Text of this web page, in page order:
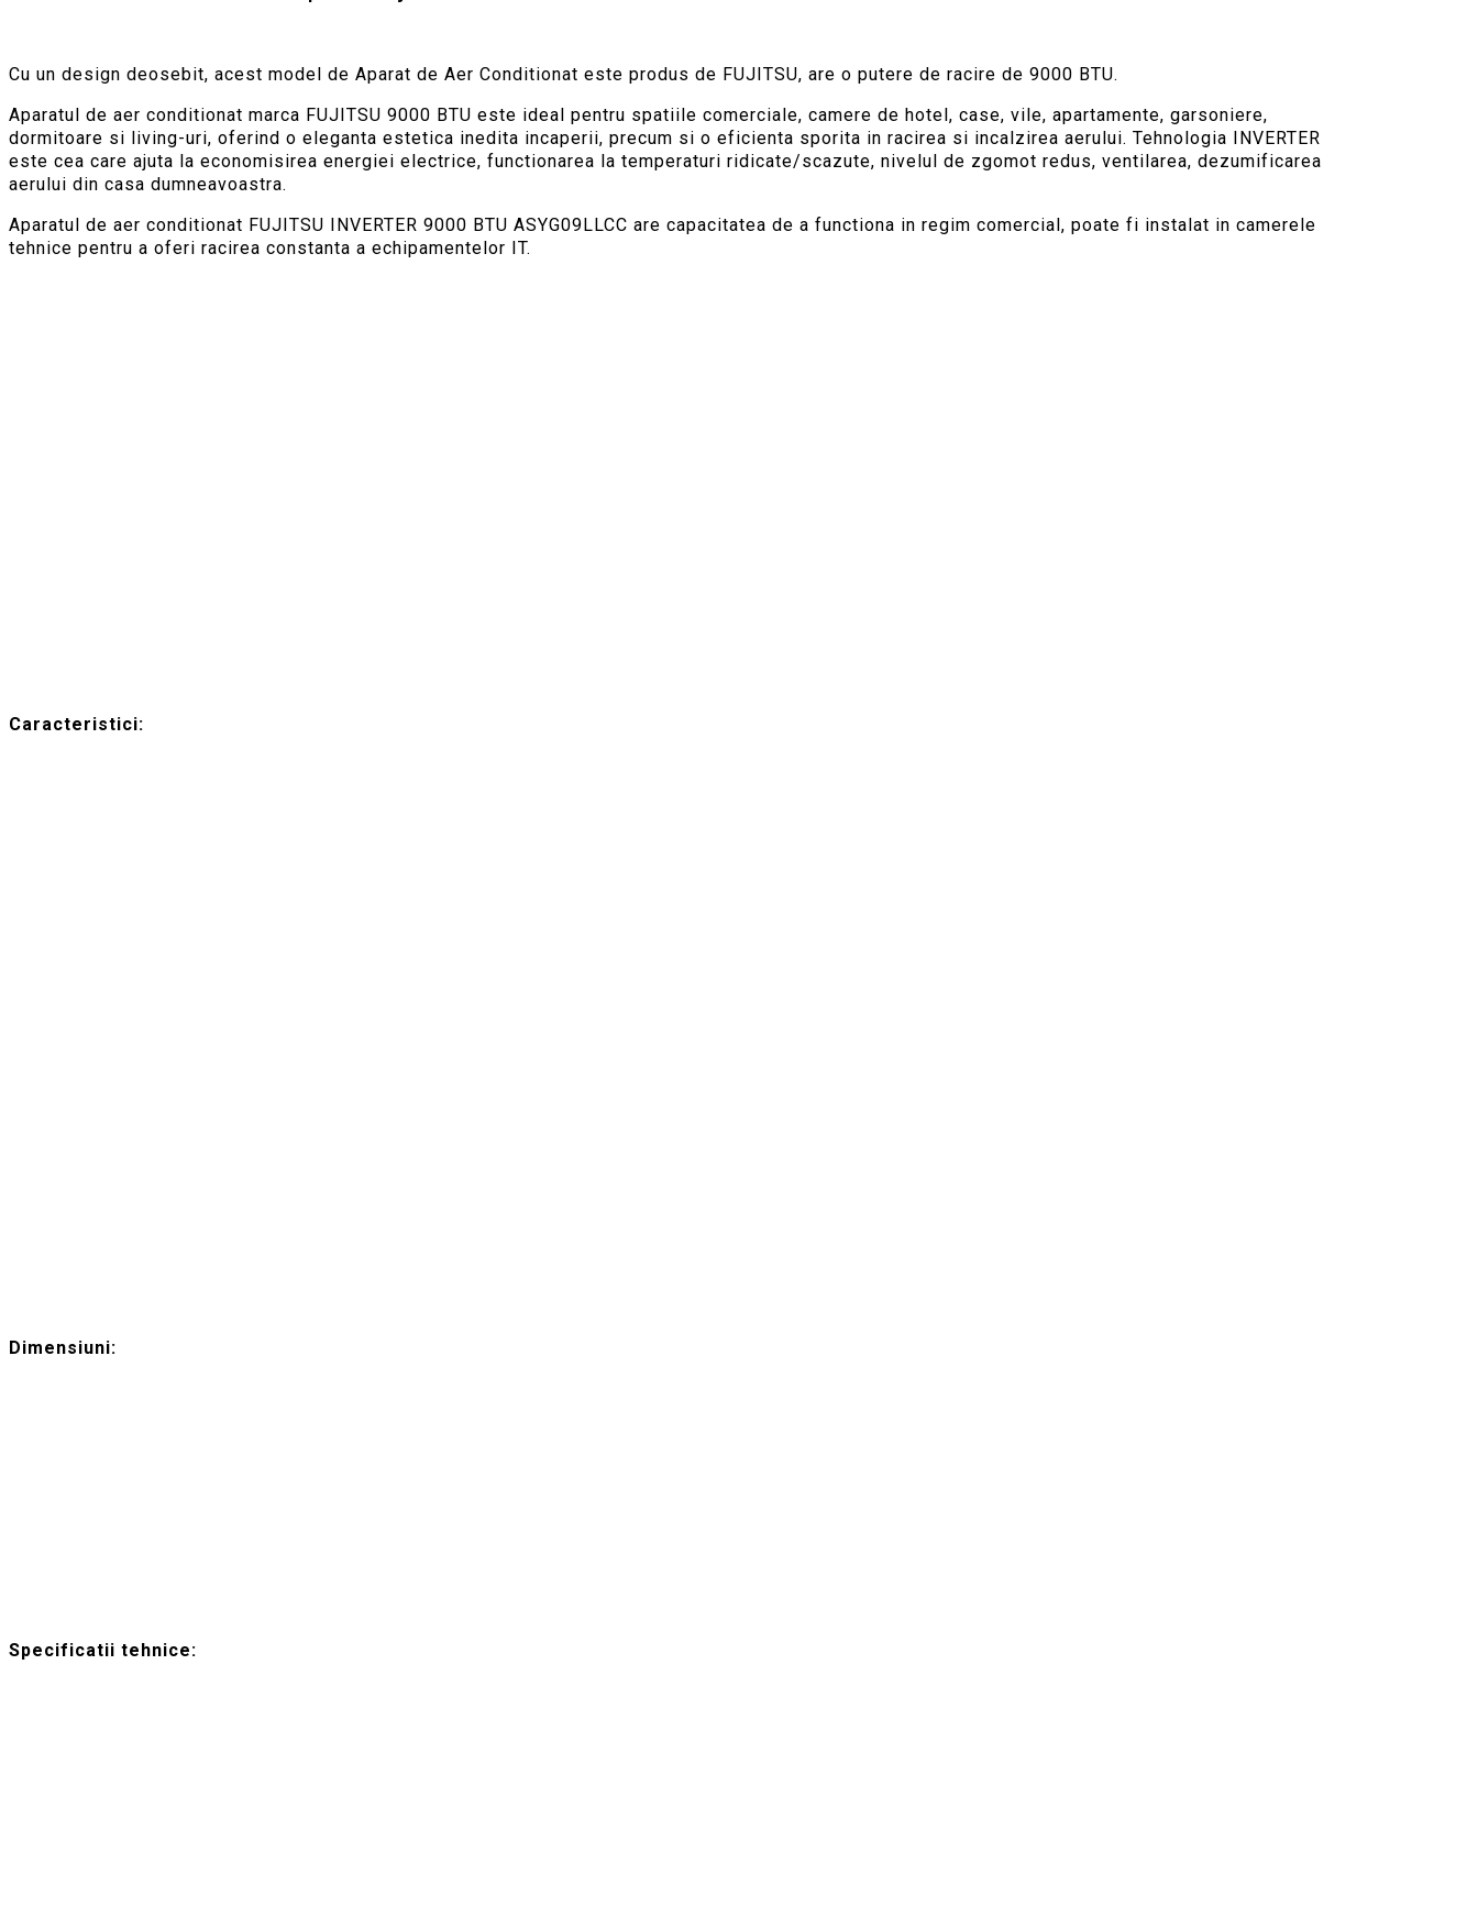
Cu un design deosebit, acest model de Aparat de Aer Conditionat este produs de FUJITSU, are o putere de racire de 9000 BTU.
Aparatul de aer conditionat marca FUJITSU 9000 BTU este ideal pentru spatiile comerciale, camere de hotel, case, vile, apartamente, garsoniere,
dormitoare si living-uri, oferind o eleganta estetica inedita incaperii, precum si o eficienta sporita in racirea si incalzirea aerului. Tehnologia INVERTER
este cea care ajuta la economisirea energiei electrice, functionarea la temperaturi ridicate/scazute, nivelul de zgomot redus, ventilarea, dezumificarea
aerului din casa dumneavoastra.
Aparatul de aer conditionat FUJITSU INVERTER 9000 BTU ASYG09LLCC are capacitatea de a functiona in regim comercial, poate fi instalat in camerele
tehnice pentru a oferi racirea constanta a echipamentelor IT.
Caracteristici:
Dimensiuni:
Specificatii tehnice: